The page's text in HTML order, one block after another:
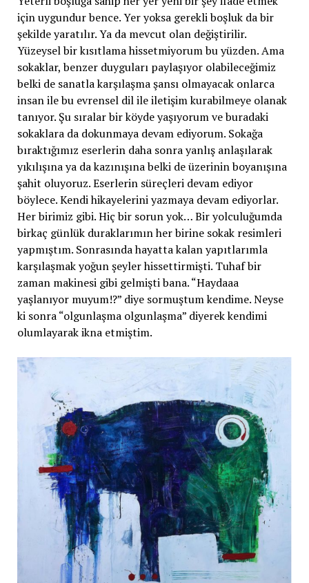
için uygundur bence. Yer yoksa gerekli boşluk da bir
şekilde yaratılır. Ya da mevcut olan değiştirilir.
Yüzeysel bir kısıtlama hissetmiyorum bu yüzden. Ama
sokaklar, benzer duyguları paylaşıyor olabileceğimiz
belki de sanatla karşılaşma şansı olmayacak onlarca
insan ile bu evrensel dil ile iletişim kurabilmeye olanak
tanıyor. Şu sıralar bir köyde yaşıyorum ve buradaki
sokaklara da dokunmaya devam ediyorum. Sokağa
bıraktığımız eserlerin daha sonra yanlış anlaşılarak
yıkılışına ya da kazınışına belki de üzerinin boyanışına
şahit oluyoruz. Eserlerin süreçleri devam ediyor
böylece. Kendi hikayelerini yazmaya devam ediyorlar.
Her birimiz gibi. Hiç bir sorun yok… Bir yolculuğumda
birkaç günlük duraklarımın her birine sokak resimleri
yapmıştım. Sonrasında hayatta kalan yapıtlarımla
karşılaşmak yoğun şeyler hissettirmişti. Tuhaf bir
zaman makinesi gibi gelmişti bana. “Haydaaa
yaşlanıyor muyum!?” diye sormuştum kendime. Neyse
ki sonra “olgunlaşma olgunlaşma” diyerek kendimi
olumlayarak ikna etmiştim.